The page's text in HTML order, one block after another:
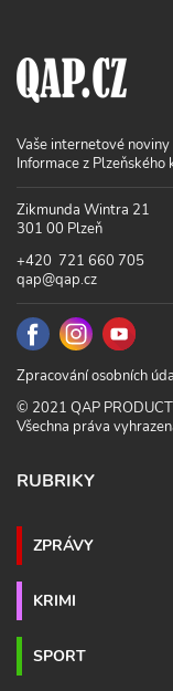
Vaše internetové noviny
Informace z
Zikmunda Wintra 21
301 00 Plzeň
+420 721 660 705
qap@qap.cz
Zpracování osobních
© 2021 QAP
Všechna práva
RUBRIKY
ZPRÁVY
KRIMI
SPORT